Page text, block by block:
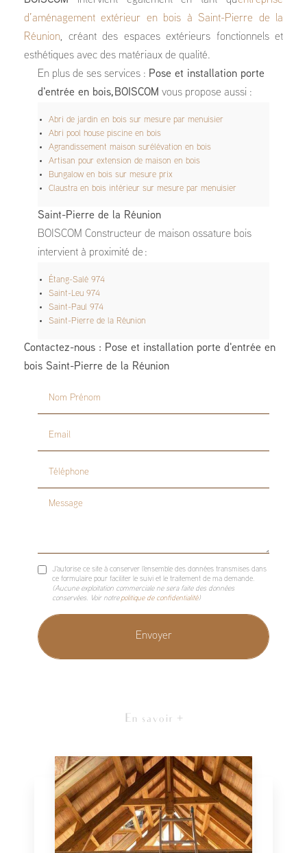
d’aménagement extérieur en bois à Saint-Pierre de la
Réunion, créant des espaces extérieurs fonctionnels et
esthétiques avec des matériaux de qualité.
En plus de ses services : Pose et installation porte
d'entrée en bois, BOISCOM vous propose aussi :
Abri de jardin en bois sur mesure par menuisier
Abri pool house piscine en bois
Agrandissement maison surélévation en bois
Artisan pour extension de maison en bois
Bungalow en bois sur mesure prix
Claustra en bois intérieur sur mesure par menuisier
Saint-Pierre de la Réunion
BOISCOM Constructeur de maison ossature bois
intervient à proximité de :
Étang-Salé 974
Saint-Leu 974
Saint-Paul 974
Saint-Pierre de la Réunion
Contactez-nous : Pose et installation porte d'entrée en
bois Saint-Pierre de la Réunion
Nom Prénom
Email
Téléphone
Message
J'autorise ce site à conserver l'ensemble des données transmises dans
ce formulaire pour faciliter le suivi et le traitement de ma demande.
(Aucune exploitation commerciale ne sera faite des données
conservées. Voir notre politique de confidentialité)
En savoir +